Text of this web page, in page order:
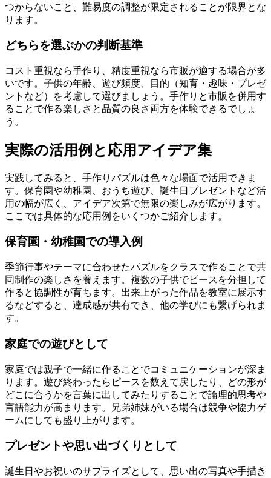
つからないこと、難易度の調整が限定されることが限界とな
ります。
どちらを選ぶかの判断基準
コスト重視なら手作り、精度重視なら市販が適する場合が多
いです。子供の年齢、遊び頻度、目的（知育・趣味・プレゼ
ントなど）を考慮して選びましょう。手作りと市販を併用す
ることで作る楽しさと品質の良さ両方を体験できるでしょ
う。
実際の活用例と応用アイデア集
実践してみると、手作りパズルは色々な場面で活用できま
す。保育園や幼稚園、おうち遊び、誕生日プレゼントなど活
用の幅が広く、アイデア次第で無限の楽しみが広がります。
ここでは具体的な応用例をいくつかご紹介します。
保育園・幼稚園での導入例
季節行事やテーマに合わせたパズルをクラスで作ることで共
同制作の楽しさを養えます。複数の子供でピースを分担して
作ると協調性が育ちます。出来上がった作品を教室に展示す
るなどすると、達成感が共有でき、他の学びにも繋げられま
す。
家庭での遊びとして
家庭では親子で一緒に作ることでコミュニケーションが深ま
ります。遊び終わったらピースを数えて戻したり、どの形が
どこに合うかを言葉に出してみたりすることで論理的思考や
言語能力が高まります。兄弟姉妹がいる場合は競争や協力ゲ
ームにしても盛り上がります。
プレゼントや思い出づくりとして
誕生日やお祝いのサプライズとして、思い出の写真や手描き